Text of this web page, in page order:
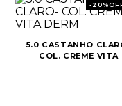
-20%
5.0 CASTANHO
COL. CREME VITA